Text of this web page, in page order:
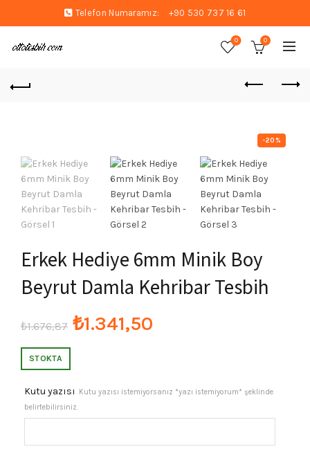
Telefon Numaramız: +90 530 737 16 61
0 0
-20%
Erkek Hediye 6mm Minik Boy
Beyrut Damla Kehribar Tesbih
₺1.676,87 Orijinal
₺1.676,87.
₺1.341,50
fiyat:
₺1.341,50.
STOKTA
Kutu yazısı
Kutu yazısı istemiyorsanız *yazı istemiyorum* şeklinde
belirtebilirsiniz.